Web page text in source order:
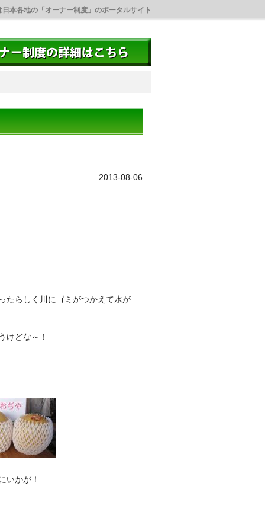
本各地の「オーナー制度」のポータルサイト
2013-08-06
たらしく川にゴミがつかえて水が
けどな～！
いかが！